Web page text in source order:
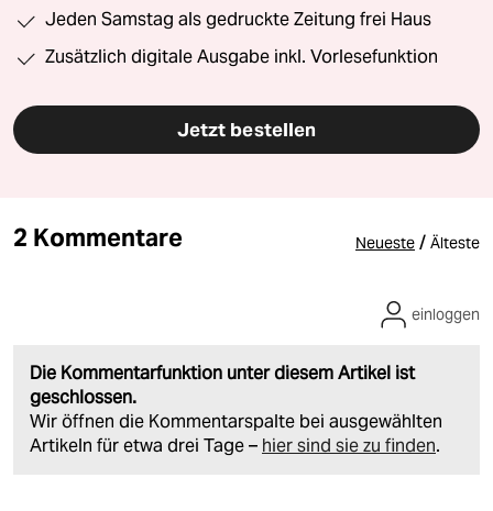
Jeden Samstag als gedruckte Zeitung frei Haus
Zusätzlich digitale Ausgabe inkl. Vorlesefunktion
Jetzt bestellen
2 Kommentare Neueste / Älteste
Die Kommentarfunktion unter diesem Artikel ist
geschlossen.
Wir öffnen die Kommentarspalte bei ausgewählten
Artikeln für etwa drei Tage – hier sind sie zu finden.
einloggen